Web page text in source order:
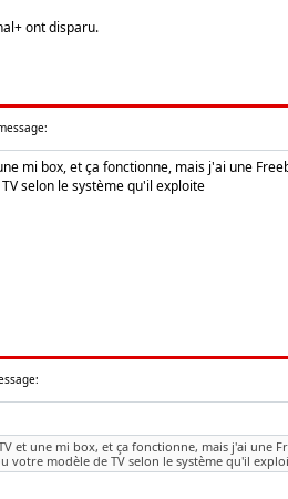
ont disparu.
mi box, et ça fonctionne, mais j'ai une
selon le système qu'il exploite
et une mi box, et ça fonctionne, mais j'ai une
votre modèle de TV selon le système qu'il